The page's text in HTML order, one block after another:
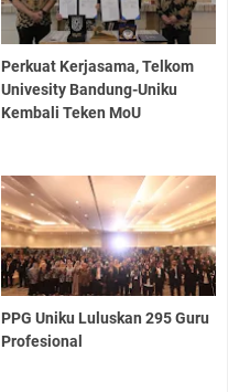
Perkuat Kerjasama, Telkom
Univesity Bandung-Uniku
Kembali Teken MoU
PPG Uniku Luluskan 295 Guru
Profesional